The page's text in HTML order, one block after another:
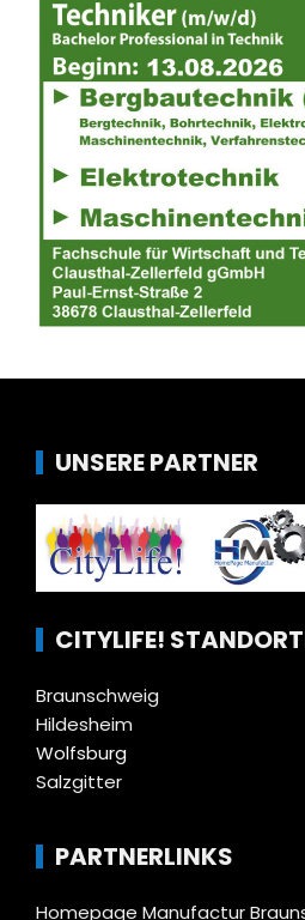
UNSERE PARTNER
CITYLIFE!
Braunschweig
Hildesheim
Wolfsburg
Salzgitter
PARTNERLINKS
Homepage Manufactur